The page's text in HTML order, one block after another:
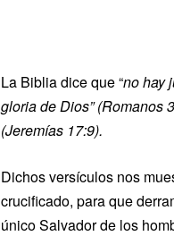
La Biblia dice que “no hay
gloria de Dios” (Romanos
(Jeremías 17:9).
Dichos versículos nos
crucificado, para que
único Salvador de los